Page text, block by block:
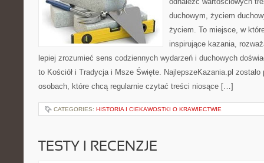
duchowym, życiem
życiem. To miejsce, w
inspirujące kazania,
lepiej zrozumieć sens codziennych wydarzeń i duchowych
to Kościół i Tradycja i Msze Święte. NajlepszeKazania.pl
osobach, które chcą regularnie czytać treści niosące […]
CATEGORIES: HISTORIA I CIEKAWOSTKI O KRAWIECTWIE
TESTY I RECENZJE